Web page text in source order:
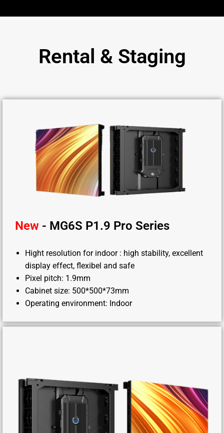
Rental & Staging
New - MG6S P1.9 Pro Series
Hight resolution for indoor : high stability, excellent
display effect, flexibel and safe
Pixel pitch: 1.9mm
Cabinet size: 500*500*73mm
Operating environment: Indoor